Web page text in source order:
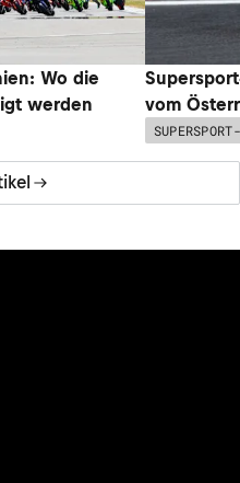
Wo die
werden
vom
SUPERSPORT-